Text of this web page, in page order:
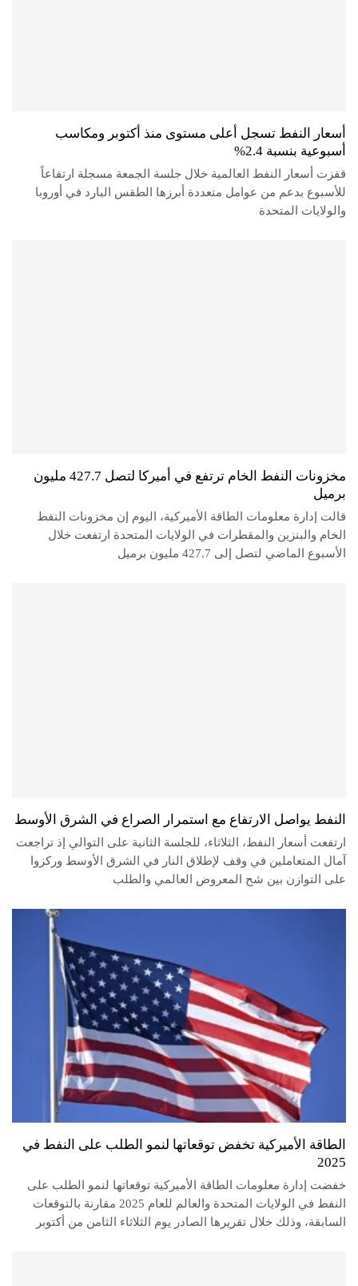
أسعار النفط تسجل أعلى مستوى منذ أكتوبر ومكاسب
أسبوعية بنسبة 2.4%
قفزت أسعار النفط العالمية خلال جلسة الجمعة مسجلة ارتفاعاً
للأسبوع بدعم من عوامل متعددة أبرزها الطقس البارد في أوروبا
والولايات المتحدة
مخزونات النفط الخام ترتفع في أميركا لتصل 427.7 مليون
برميل
قالت إدارة معلومات الطاقة الأميركية، اليوم إن مخزونات النفط
الخام والبنزين والمقطرات في الولايات المتحدة ارتفعت خلال
الأسبوع الماضي لتصل إلى 427.7 مليون برميل
النفط يواصل الارتفاع مع استمرار الصراع في الشرق الأوسط
ارتفعت أسعار النفط، الثلاثاء، للجلسة الثانية على التوالي إذ تراجعت
آمال المتعاملين في وقف لإطلاق النار في الشرق الأوسط وركزوا
على التوازن بين شح المعروض العالمي والطلب
الطاقة الأميركية تخفض توقعاتها لنمو الطلب على النفط في
2025
خفضت إدارة معلومات الطاقة الأميركية توقعاتها لنمو الطلب على
النفط في الولايات المتحدة والعالم للعام 2025 مقارنة بالتوقعات
السابقة، وذلك خلال تقريرها الصادر يوم الثلاثاء الثامن من أكتوبر